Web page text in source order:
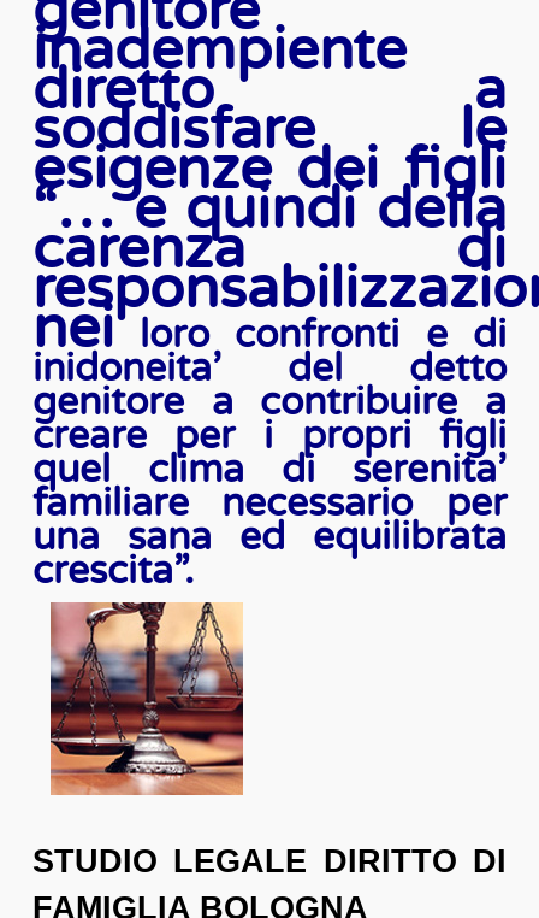
inadempiente
diretto a
soddisfare le
esigenze dei figli
“… e quindi della
carenza di
neiloro confronti e di
inidoneita’ del detto
genitore a contribuire a
creare per i propri figli
quel clima di serenita’
familiare necessario per
una sana ed equilibrata
crescita”.
STUDIO LEGALE DIRITTO DI
FAMIGLIA BOLOGNA